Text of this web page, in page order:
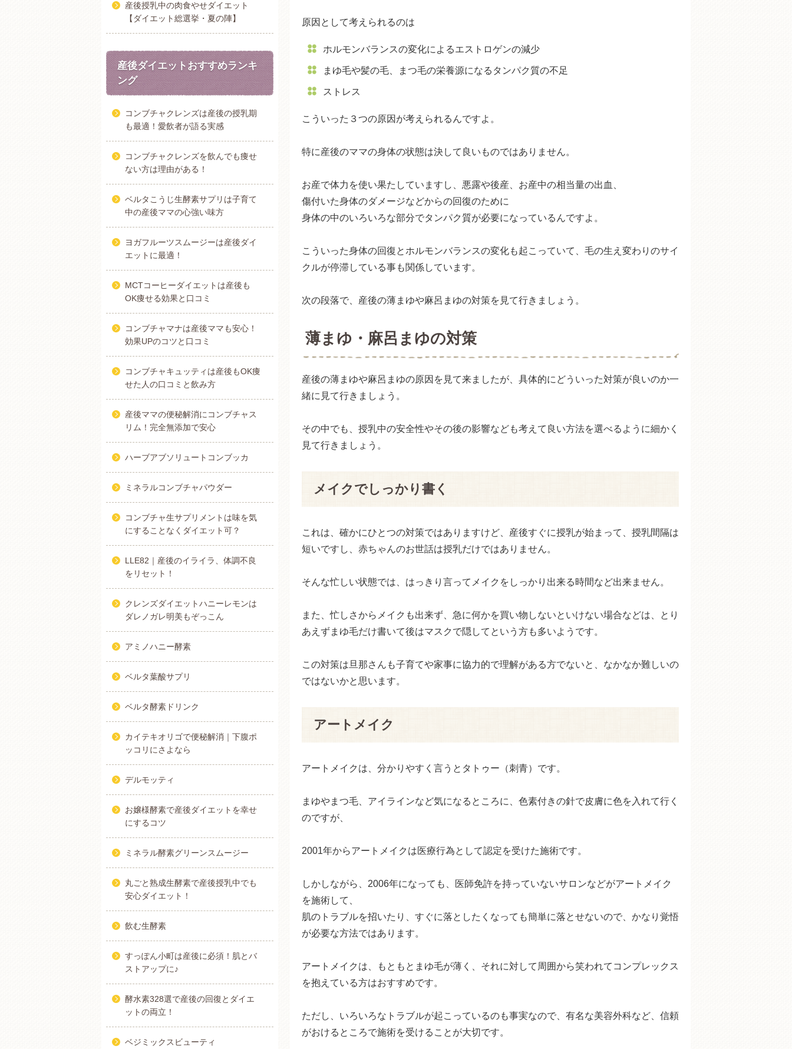
原因として考えられるのは
ホルモンバランスの変化によるエストロゲンの減少
まゆ毛や髪の毛、まつ毛の栄養源になるタンパク質の不足
ストレス
こういった３つの原因が考えられるんですよ。
特に産後のママの身体の状態は決して良いものではありません。
お産で体力を使い果たしていますし、悪露や後産、お産中の相当量の出血、
傷付いた身体のダメージなどからの回復のために
身体の中のいろいろな部分でタンパク質が必要になっているんですよ。
こういった身体の回復とホルモンバランスの変化も起こっていて、毛の生え変わりのサイ
クルが停滞している事も関係しています。
次の段落で、産後の薄まゆや麻呂まゆの対策を見て行きましょう。
薄まゆ・麻呂まゆの対策
産後の薄まゆや麻呂まゆの原因を見て来ましたが、具体的にどういった対策が良いのか一
緒に見て行きましょう。
その中でも、授乳中の安全性やその後の影響なども考えて良い方法を選べるように細かく
見て行きましょう。
メイクでしっかり書く
これは、確かにひとつの対策ではありますけど、産後すぐに授乳が始まって、授乳間隔は
短いですし、赤ちゃんのお世話は授乳だけではありません。
そんな忙しい状態では、はっきり言ってメイクをしっかり出来る時間など出来ません。
また、忙しさからメイクも出来ず、急に何かを買い物しないといけない場合などは、とり
あえずまゆ毛だけ書いて後はマスクで隠してという方も多いようです。
この対策は旦那さんも子育てや家事に協力的で理解がある方でないと、なかなか難しいの
ではないかと思います。
アートメイク
アートメイクは、分かりやすく言うとタトゥー（刺青）です。
まゆやまつ毛、アイラインなど気になるところに、色素付きの針で皮膚に色を入れて行く
のですが、
2001年からアートメイクは医療行為として認定を受けた施術です。
しかしながら、2006年になっても、医師免許を持っていないサロンなどがアートメイク
を施術して、
肌のトラブルを招いたり、すぐに落としたくなっても簡単に落とせないので、かなり覚悟
が必要な方法ではあります。
アートメイクは、もともとまゆ毛が薄く、それに対して周囲から笑われてコンプレックス
を抱えている方はおすすめです。
ただし、いろいろなトラブルが起こっているのも事実なので、有名な美容外科など、信頼
がおけるところで施術を受けることが大切です。
産後授乳中の肉食やせダイエット
【ダイエット総選挙・夏の陣】
産後ダイエットおすすめランキ
ング
コンブチャクレンズは産後の授乳期
も最適！愛飲者が語る実感
コンブチャクレンズを飲んでも痩せ
ない方は理由がある！
ベルタこうじ生酵素サプリは子育て
中の産後ママの心強い味方
ヨガフルーツスムージーは産後ダイ
エットに最適！
MCTコーヒーダイエットは産後も
OK痩せる効果と口コミ
コンブチャマナは産後ママも安心！
効果UPのコツと口コミ
コンブチャキュッティは産後もOK痩
せた人の口コミと飲み方
産後ママの便秘解消にコンブチャス
リム！完全無添加で安心
ハーブアブソリュートコンブッカ
ミネラルコンブチャパウダー
コンブチャ生サプリメントは味を気
にすることなくダイエット可？
LLE82｜産後のイライラ、体調不良
をリセット！
クレンズダイエットハニーレモンは
ダレノガレ明美もぞっこん
アミノハニー酵素
ベルタ葉酸サプリ
ベルタ酵素ドリンク
カイテキオリゴで便秘解消｜下腹ポ
ッコリにさよなら
デルモッティ
お嬢様酵素で産後ダイエットを幸せ
にするコツ
ミネラル酵素グリーンスムージー
丸ごと熟成生酵素で産後授乳中でも
安心ダイエット！
飲む生酵素
すっぽん小町は産後に必須！肌とバ
ストアップに♪
酵水素328選で産後の回復とダイエ
ットの両立！
ベジミックスビューティ